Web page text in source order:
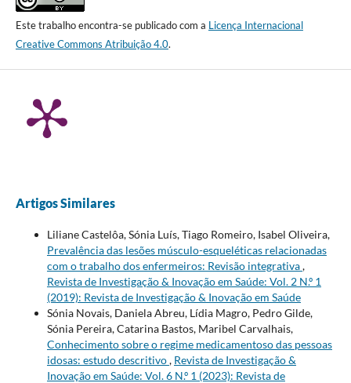
Este trabalho encontra-se publicado com a Licença Internacional
Creative Commons Atribuição 4.0.
Artigos Similares
Liliane Castelôa, Sónia Luís, Tiago Romeiro, Isabel Oliveira,
Prevalência das lesões músculo-esqueléticas relacionadas
com o trabalho dos enfermeiros: Revisão integrativa,
Revista de Investigação & Inovação em Saúde: Vol. 2 N.º 1
(2019): Revista de Investigação & Inovação em Saúde
Sónia Novais, Daniela Abreu, Lídia Magro, Pedro Gilde,
Sónia Pereira, Catarina Bastos, Maribel Carvalhais,
Conhecimento sobre o regime medicamentoso das pessoas
idosas: estudo descritivo, Revista de Investigação &
Inovação em Saúde: Vol. 6 N.º 1 (2023): Revista de